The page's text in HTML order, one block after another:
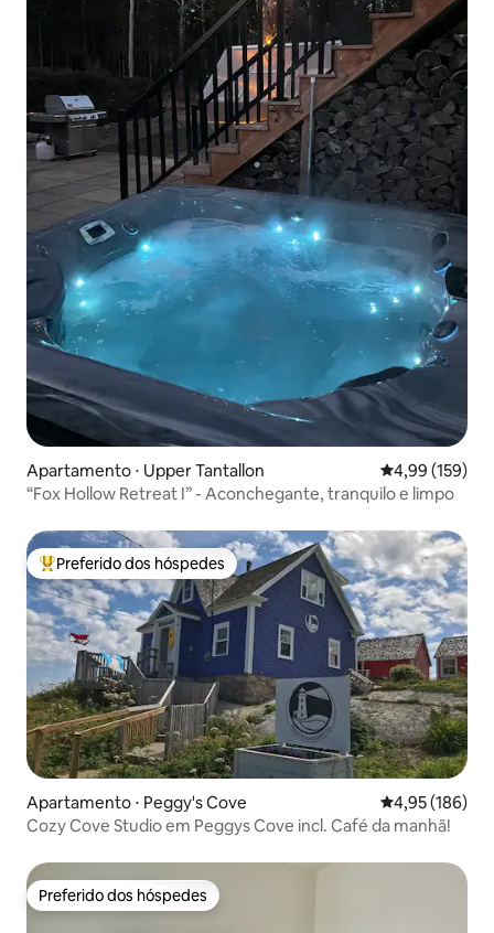
Apartamento ⋅ Upper Tantallon 4,99 de uma
4,99 (159)
“Fox Hollow Retreat I” - Aconchegante, tranquilo e limpo
Entre os melhores preferidos dos hóspedes
Preferido dos hóspedes
Apartamento ⋅ Peggy's Cove 4,95 de uma
4,95 (186)
Cozy Cove Studio em Peggys Cove incl. Café da manhã!
Preferido dos hóspedes
Preferido dos hóspedes